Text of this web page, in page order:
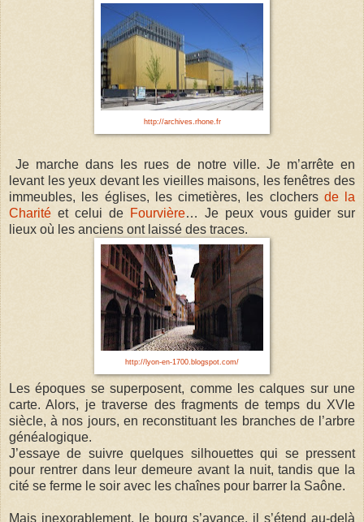
http://archives.rhone.fr
Je marche dans les rues de notre ville. Je m’arrête en
levant les yeux devant les vieilles maisons, les fenêtres des
immeubles, les églises, les cimetières, les clochers de la
Charité et celui de Fourvière… Je peux vous guider sur
lieux où les anciens ont laissé des traces.
http://lyon-en-1700.blogspot.com/
Les époques se superposent, comme les calques sur une
carte. Alors, je traverse des fragments de temps du XVIe
siècle, à nos jours, en reconstituant les branches de l’arbre
généalogique.
J’essaye de suivre quelques silhouettes qui se pressent
pour rentrer dans leur demeure avant la nuit, tandis que la
cité se ferme le soir avec les chaînes pour barrer la Saône.
Mais inexorablement, le bourg s’avance, il s’étend au-delà